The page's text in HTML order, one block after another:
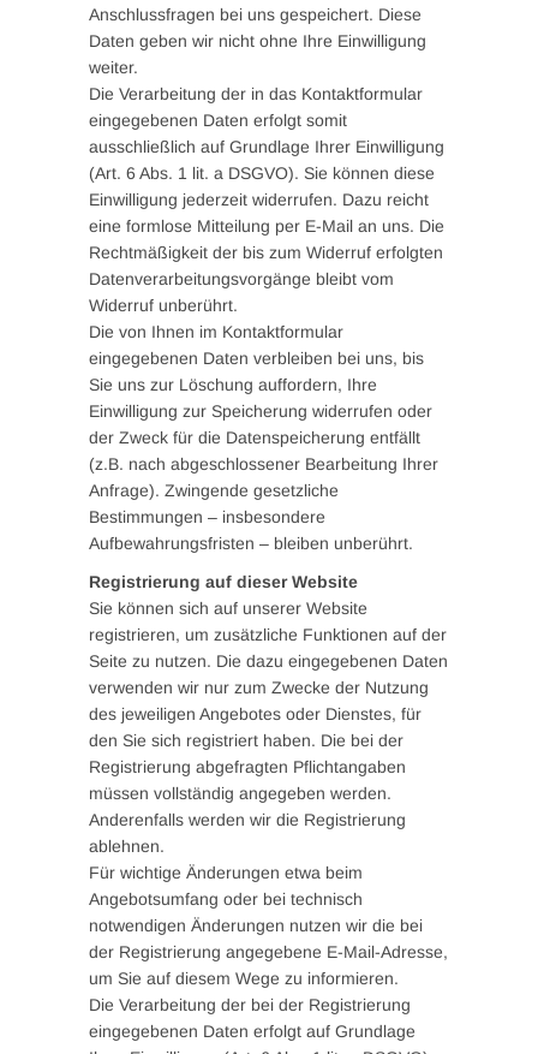
Anschlussfragen bei uns gespeichert. Diese
Daten geben wir nicht ohne Ihre Einwilligung
weiter.
Die Verarbeitung der in das Kontaktformular
eingegebenen Daten erfolgt somit
ausschließlich auf Grundlage Ihrer Einwilligung
(Art. 6 Abs. 1 lit. a DSGVO). Sie können diese
Einwilligung jederzeit widerrufen. Dazu reicht
eine formlose Mitteilung per E-Mail an uns. Die
Rechtmäßigkeit der bis zum Widerruf erfolgten
Datenverarbeitungsvorgänge bleibt vom
Widerruf unberührt.
Die von Ihnen im Kontaktformular
eingegebenen Daten verbleiben bei uns, bis
Sie uns zur Löschung auffordern, Ihre
Einwilligung zur Speicherung widerrufen oder
der Zweck für die Datenspeicherung entfällt
(z.B. nach abgeschlossener Bearbeitung Ihrer
Anfrage). Zwingende gesetzliche
Bestimmungen – insbesondere
Aufbewahrungsfristen – bleiben unberührt.
Registrierung auf dieser Website
Sie können sich auf unserer Website
registrieren, um zusätzliche Funktionen auf der
Seite zu nutzen. Die dazu eingegebenen Daten
verwenden wir nur zum Zwecke der Nutzung
des jeweiligen Angebotes oder Dienstes, für
den Sie sich registriert haben. Die bei der
Registrierung abgefragten Pflichtangaben
müssen vollständig angegeben werden.
Anderenfalls werden wir die Registrierung
ablehnen.
Für wichtige Änderungen etwa beim
Angebotsumfang oder bei technisch
notwendigen Änderungen nutzen wir die bei
der Registrierung angegebene E-Mail-Adresse,
um Sie auf diesem Wege zu informieren.
Die Verarbeitung der bei der Registrierung
eingegebenen Daten erfolgt auf Grundlage